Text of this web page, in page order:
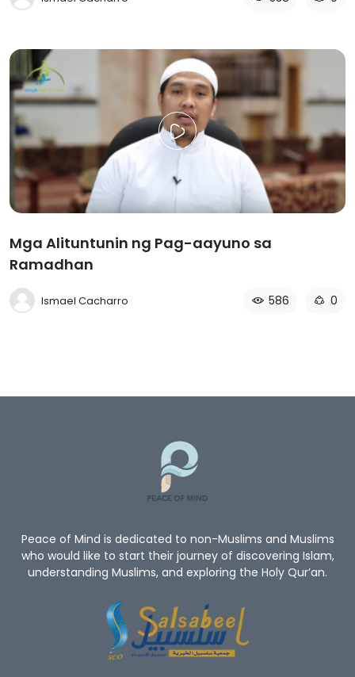
Mga Alituntunin ng Pag-aayuno sa
Ramadhan
Ismael Cacharro 586 0
Peace of Mind is dedicated to non-Muslims and Muslims
who would like to start their journey of discovering Islam,
understanding Muslims, and exploring the Holy Qur’an.